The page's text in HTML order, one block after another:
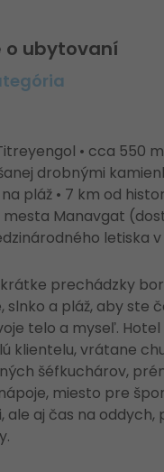
o ubytovaní
• cca 550
drobnými
pláž • 7 km od
mesta Manavgat
letiska
prechádzky
slnko a pláž, aby ste
telo a myseľ.
klientelu, vrátane
šéfkuchárov,
miesto pre
ale aj čas na